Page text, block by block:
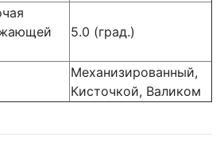
5.0 (град.)
Механизированный,
Кисточкой, Валиком